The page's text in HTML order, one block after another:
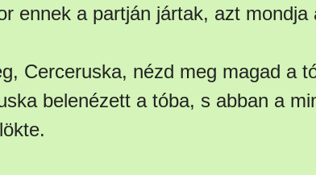
ennek a partján jártak, azt mondja
Cerceruska, nézd meg magad a
belenézett a tóba, s abban a